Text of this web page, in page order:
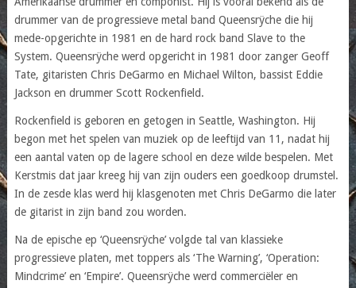
drummer van de progressieve metal band Queensrÿche die hij
mede-opgerichte in 1981 en de hard rock band Slave to the
System. Queensrÿche werd opgericht in 1981 door zanger Geoff
Tate, gitaristen Chris DeGarmo en Michael Wilton, bassist Eddie
Jackson en drummer Scott Rockenfield.
Rockenfield is geboren en getogen in Seattle, Washington. Hij
begon met het spelen van muziek op de leeftijd van 11, nadat hij
een aantal vaten op de lagere school en deze wilde bespelen. Met
Kerstmis dat jaar kreeg hij van zijn ouders een goedkoop drumstel.
In de zesde klas werd hij klasgenoten met Chris DeGarmo die later
de gitarist in zijn band zou worden.
Na de epische ep ‘Queensrÿche’ volgde tal van klassieke
progressieve platen, met toppers als ‘The Warning’, ‘Operation:
Mindcrime’ en ‘Empire’. Queensrÿche werd commerciëler en